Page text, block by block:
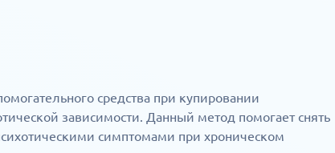
средства при купировании
зависимости. Данный метод помогает снять
симптомами при хроническом